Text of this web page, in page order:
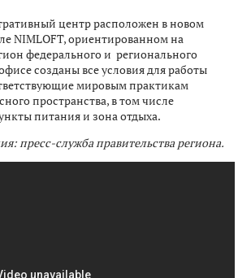
центр расположен в новом
NIMLOFT, ориентированном на
федерального и регионального
созданы все условия для работы
мировым практикам
пространства, в том числе
питания и зона отдыха.
пресс-служба правительства региона.